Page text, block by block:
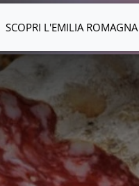
SCOPRI L'EMILIA ROMAGNA